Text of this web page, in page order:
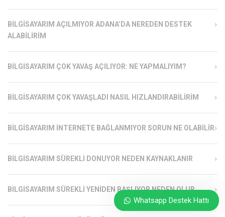
BILGISAYARIM AÇILMIYOR ADANA’DA NEREDEN DESTEK
ALABILIRIM
BILGISAYARIM ÇOK YAVAŞ AÇILIYOR: NE YAPMALIYIM?
BILGISAYARIM ÇOK YAVAŞLADI NASIL HIZLANDIRABILIRIM
BILGISAYARIM İNTERNETE BAĞLANMIYOR SORUN NE OLABILIR
BILGISAYARIM SÜREKLI DONUYOR NEDEN KAYNAKLANIR
BILGISAYARIM SÜREKLI YENIDEN BAŞLIYOR NEDEN OLUR
Whatsapp Destek Hattı